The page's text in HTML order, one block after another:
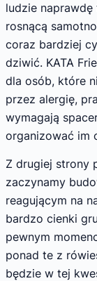
ludzie
rosnącą
coraz bardziej
dziwić. KATA
dla osób, które
przez alergię,
wymagają
organizować im
Z drugiej strony
zaczynamy
reagującym na
bardzo cienki
pewnym
ponad te z
będzie w tej